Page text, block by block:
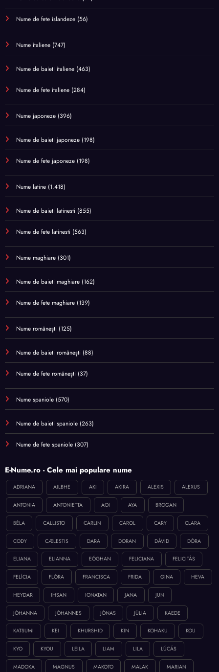
Nume de fete islandeze (56)
Nume italiene (747)
Nume de baieti italiene (463)
Nume de fete italiene (284)
Nume japoneze (396)
Nume de baieti japoneze (198)
Nume de fete japoneze (198)
Nume latine (1.418)
Nume de baieti latinesti (855)
Nume de fete latinesti (563)
Nume maghiare (301)
Nume de baieti maghiare (162)
Nume de fete maghiare (139)
Nume românești (125)
Nume de baieti românești (88)
Nume de fete românești (37)
Nume spaniole (570)
Nume de baieti spaniole (263)
Nume de fete spaniole (307)
E-Nume.ro - Cele mai populare nume
ADRIANA AILBHE AKI AKIRA ALEXIS ALEXUS
ANTONIA ANTONIETTA AOI AYA BROGAN
BÉLA CALLISTO CARLIN CAROL CARY CLARA
CODY CÆLESTIS DARA DORAN DÁVID DÓRA
ELIANA ELIANNA EÓGHAN FELICIANA FELICITÁS
FELÍCIA FLÓRA FRANCISCA FRIDA GINA HEVA
HEYDAR IHSAN IONATAN JANA JUN
JÓHANNA JÓHANNES JÓNAS JÚLIA KAEDE
KATSUMI KEI KHURSHID KIN KOHAKU KOU
KYO KYOU LEILA LIAM LILA LÚCÁS
MADOKA MAGNUS MAKOTO MALAK MARIAN